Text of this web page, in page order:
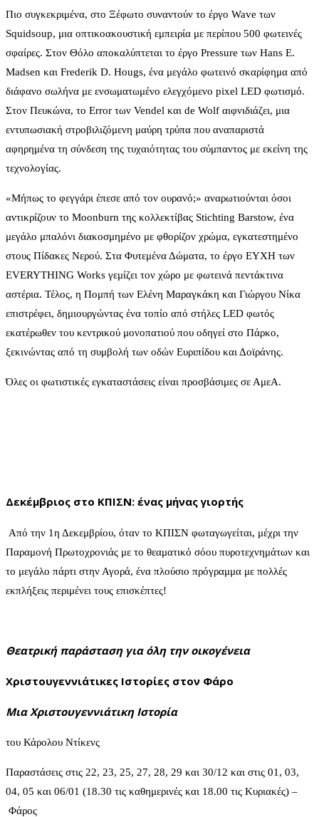
Πιο συγκεκριμένα, στο Ξέφωτο συναντούν το έργο Wave των
Squidsoup, μια οπτικοακουστική εμπειρία με περίπου 500 φωτεινές
σφαίρες. Στον Θόλο αποκαλύπτεται το έργο Pressure των Hans E.
Madsen και Frederik D. Hougs, ένα μεγάλο φωτεινό σκαρίφημα από
διάφανο σωλήνα με ενσωματωμένο ελεγχόμενο pixel LED φωτισμό.
Στον Πευκώνα, το Error των Vendel και de Wolf αιφνιδιάζει, μια
εντυπωσιακή στροβιλιζόμενη μαύρη τρύπα που αναπαριστά
αφηρημένα τη σύνδεση της τυχαιότητας του σύμπαντος με εκείνη της
τεχνολογίας.
«Μήπως το φεγγάρι έπεσε από τον ουρανό;» αναρωτιούνται όσοι
αντικρίζουν το Moonburn της κολλεκτίβας Stichting Barstow, ένα
μεγάλο μπαλόνι διακοσμημένο με φθορίζον χρώμα, εγκατεστημένο
στους Πίδακες Νερού. Στα Φυτεμένα Δώματα, το έργο ΕΥΧΗ των
EVERYTHING Works γεμίζει τον χώρο με φωτεινά πεντάκτινα
αστέρια. Τέλος, η Πομπή των Ελένη Μαραγκάκη και Γιώργου Νίκα
επιστρέφει, δημιουργώντας ένα τοπίο από στήλες LED φωτός
εκατέρωθεν του κεντρικού μονοπατιού που οδηγεί στο Πάρκο,
ξεκινώντας από τη συμβολή των οδών Ευριπίδου και Δοϊράνης.
Όλες οι φωτιστικές εγκαταστάσεις είναι προσβάσιμες σε ΑμεΑ.
Δεκέμβριος στο ΚΠΙΣΝ: ένας μήνας γιορτής
Από την 1η Δεκεμβρίου, όταν το ΚΠΙΣΝ φωταγωγείται, μέχρι την
Παραμονή Πρωτοχρονιάς με το θεαματικό σόου πυροτεχνημάτων και
το μεγάλο πάρτι στην Αγορά, ένα πλούσιο πρόγραμμα με πολλές
εκπλήξεις περιμένει τους επισκέπτες!
Θεατρική παράσταση για όλη την οικογένεια
Χριστουγεννιάτικες Ιστορίες στον Φάρο
Μια Χριστουγεννιάτικη Ιστορία
του Κάρολου Ντίκενς
Παραστάσεις στις 22, 23, 25, 27, 28, 29 και 30/12 και στις 01, 03,
04, 05 και 06/01 (18.30 τις καθημερινές και 18.00 τις Κυριακές) –
Φάρος